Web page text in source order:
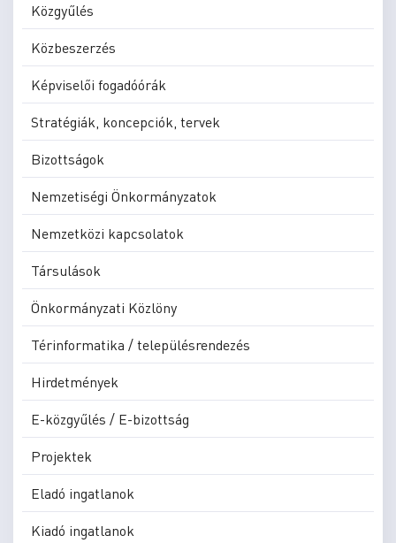
Közgyűlés
Közbeszerzés
Képviselői fogadóórák
Stratégiák, koncepciók, tervek
Bizottságok
Nemzetiségi Önkormányzatok
Nemzetközi kapcsolatok
Társulások
Önkormányzati Közlöny
Térinformatika / településrendezés
Hirdetmények
E-közgyűlés / E-bizottság
Projektek
Eladó ingatlanok
Kiadó ingatlanok